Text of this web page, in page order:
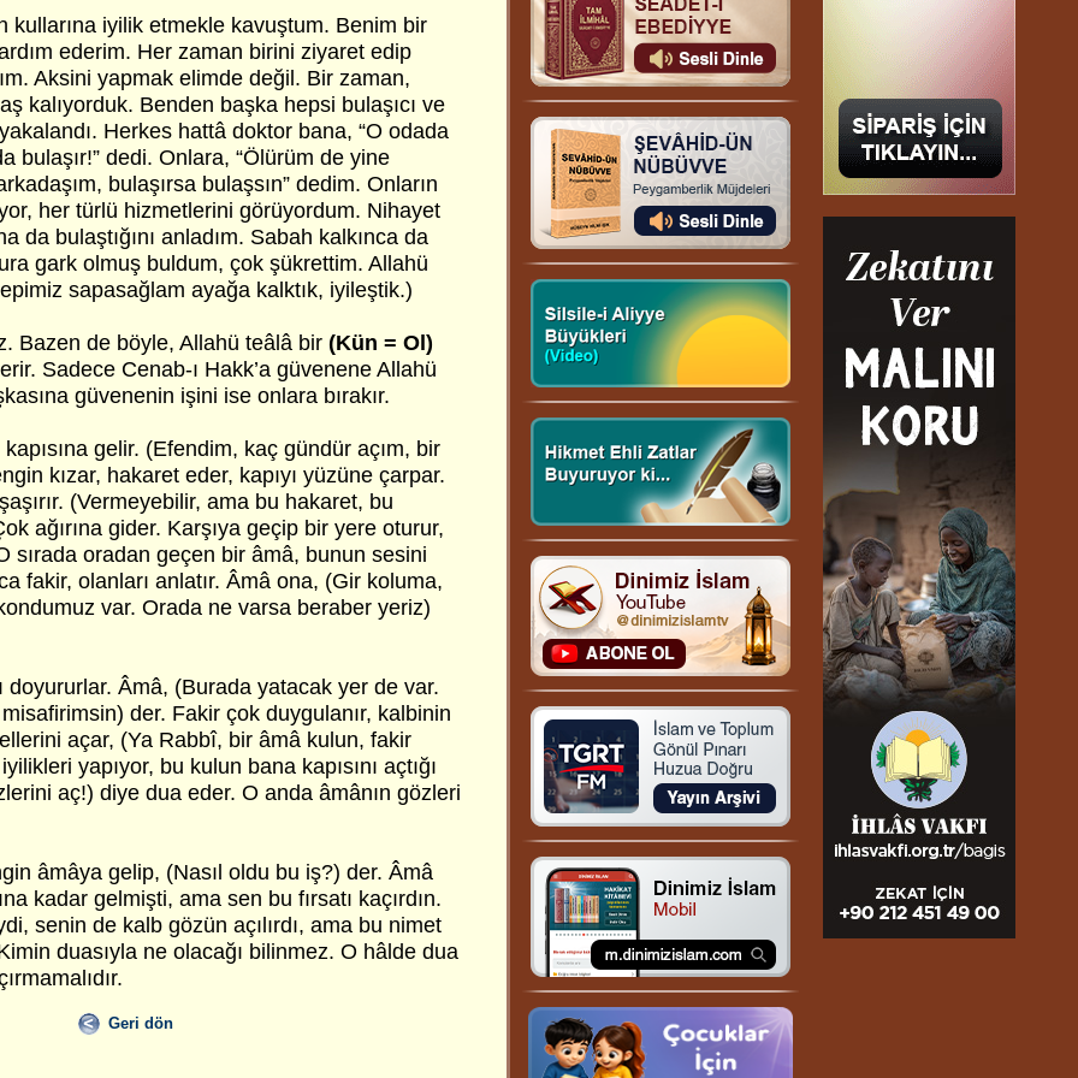
kullarına iyilik etmekle kavuştum. Benim bir
ederim. Her zaman birini ziyaret edip
Aksini yapmak elimde değil. Bir zaman,
kalıyorduk. Benden başka hepsi bulaşıcı ve
Herkes hattâ doktor bana, “O odada
bulaşır!” dedi. Onlara, “Ölürüm de yine
bulaşırsa bulaşsın” dedim. Onların
her türlü hizmetlerini görüyordum. Nihayet
da bulaştığını anladım. Sabah kalkınca da
gark olmuş buldum, çok şükrettim. Allahü
sapasağlam ayağa kalktık, iyileştik.)
Bazen de böyle, Allahü teâlâ bir (Kün = Ol)
Sadece Cenab-ı Hakk’a güvenene Allahü
güvenenin işini ise onlara bırakır.
gelir. (Efendim, kaç gündür açım, bir
kızar, hakaret eder, kapıyı yüzüne çarpar.
(Vermeyebilir, ama bu hakaret, bu
ağırına gider. Karşıya geçip bir yere oturur,
sırada oradan geçen bir âmâ, bunun sesini
fakir, olanları anlatır. Âmâ ona, (Gir koluma,
var. Orada ne varsa beraber yeriz)
doyururlar. Âmâ, (Burada yatacak yer de var.
der. Fakir çok duygulanır, kalbinin
açar, (Ya Rabbî, bir âmâ kulun, fakir
yapıyor, bu kulun bana kapısını açtığı
aç!) diye dua eder. O anda âmânın gözleri
âmâya gelip, (Nasıl oldu bu iş?) der. Âmâ
kadar gelmişti, ama sen bu fırsatı kaçırdın.
senin de kalb gözün açılırdı, ama bu nimet
duasıyla ne olacağı bilinmez. O hâlde dua
Geri dön